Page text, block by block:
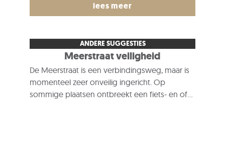
lees meer
ANDERE SUGGESTIES
Meerstraat veiligheid
De Meerstraat is een verbindingsweg, maar is
momenteel zeer onveilig ingericht. Op
sommige plaatsen ontbreekt een fiets- en of